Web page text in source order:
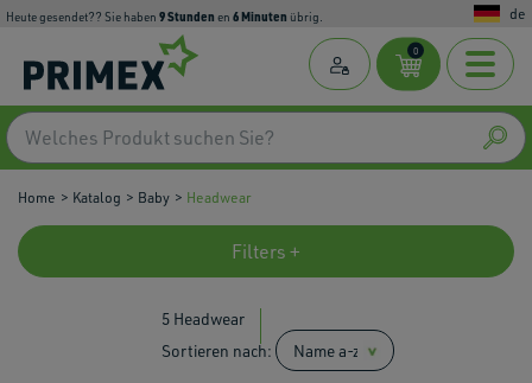
Heute gesendet?? Sie haben 9Stunden en 6Minuten übrig. de
0
Home Katalog Baby Headwear
Filters +
5 Headwear
Sortieren nach: